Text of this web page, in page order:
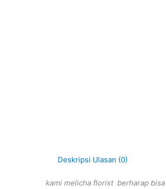
Deskripsi Ulasan (0)
kami melicha florist berharap